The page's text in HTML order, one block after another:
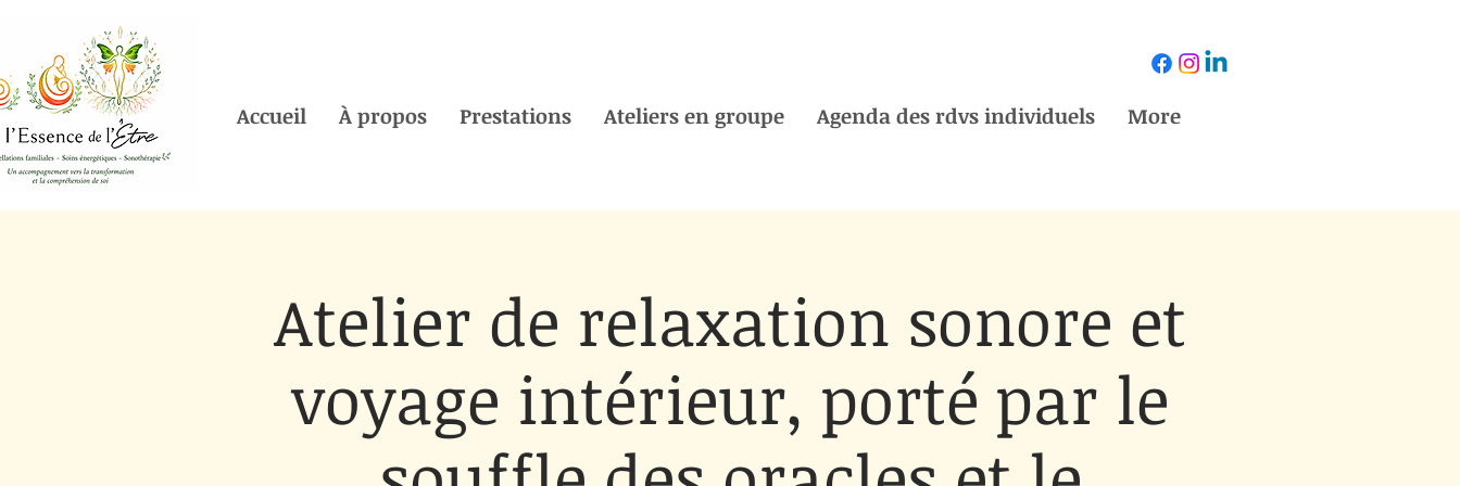
Accueil À propos Prestations Ateliers en groupe Agenda des rdvs individuels More
Atelier de relaxation sonore et
voyage intérieur, porté par le